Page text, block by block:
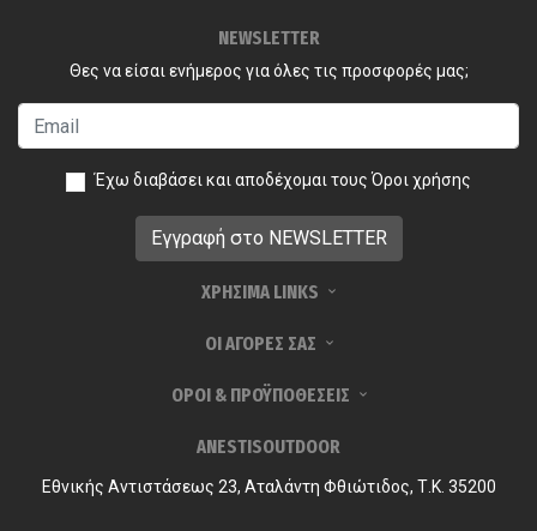
NEWSLETTER
Θες να είσαι ενήμερος για όλες τις προσφορές μας;
Έχω διαβάσει και αποδέχομαι τους Όροι χρήσης
ΧΡΗΣΙΜΑ LINKS
ΟΙ ΑΓΟΡΕΣ ΣΑΣ
ΟΡΟΙ & ΠΡΟΫΠΟΘΕΣΕΙΣ
ANESTISOUTDOOR
Εθνικής Αντιστάσεως 23, Αταλάντη Φθιώτιδος, Τ.Κ. 35200